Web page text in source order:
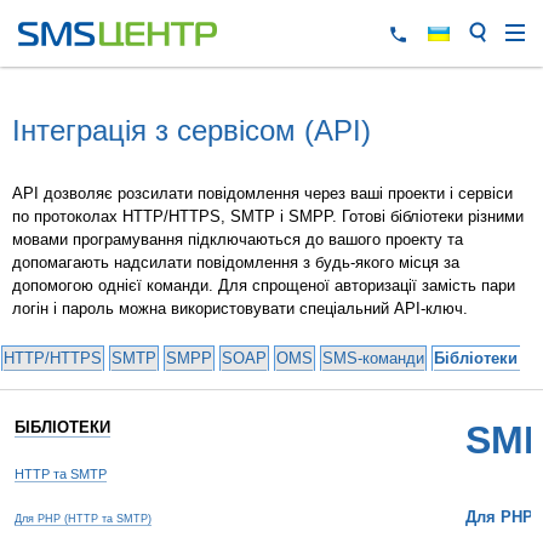
Інтеграція з сервісом (API)
API дозволяє розсилати повідомлення через ваші проекти і сервіси
по протоколах HTTP/HTTPS, SMTP і SMPP. Готові бібліотеки різними
мовами програмування підключаються до вашого проекту та
допомагають надсилати повідомлення з будь-якого місця за
допомогою однієї команди. Для спрощеної авторизації замість пари
логін і пароль можна використовувати спеціальний API-ключ.
HTTP/HTTPS SMTP SMPP SOAP OMS SMS-команди Бібліотеки
БІБЛІОТЕКИ
HTTP та SMTP
Для PHP (HTTP та SMTP) Для PHP